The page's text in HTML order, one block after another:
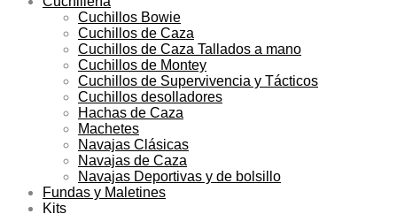
Cuchillos Bowie
Cuchillos de Caza
Cuchillos de Caza Tallados a mano
Cuchillos de Montey
Cuchillos de Supervivencia y Tácticos
Cuchillos desolladores
Hachas de Caza
Machetes
Navajas Clásicas
Navajas de Caza
Navajas Deportivas y de bolsillo
Fundas y Maletines
Kits